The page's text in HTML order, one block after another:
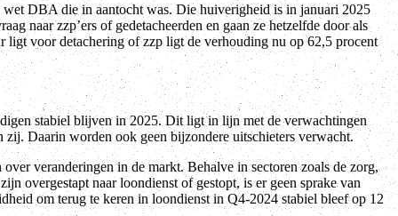
wet DBA die in aantocht was. Die huiverigheid is in januari 2025
naar zzp’ers of gedetacheerden en gaan ze hetzelfde door als
voor detachering of zzp ligt de verhouding nu op 62,5 procent
stabiel blijven in 2025. Dit ligt in lijn met de verwachtingen
Daarin worden ook geen bijzondere uitschieters verwacht.
veranderingen in de markt. Behalve in sectoren zoals de zorg,
overgestapt naar loondienst of gestopt, is er geen sprake van
om terug te keren in loondienst in Q4-2024 stabiel bleef op 12